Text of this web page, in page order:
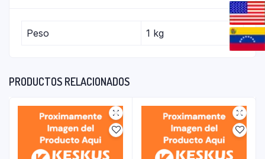
Peso 1 kg
PRODUCTOS RELACIONADOS